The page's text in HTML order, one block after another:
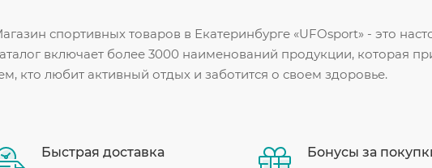
спортивных товаров в Екатеринбурге «UFOsport» - это
включает более 3000 наименований продукции, которая
кто любит активный отдых и заботится о своем здоровье.
Быстрая доставка Бонусы за